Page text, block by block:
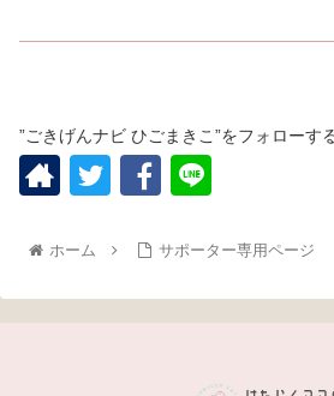
”ごきげんナビ ひごまきこ”をフォローす
ホーム サポーター専用ページ